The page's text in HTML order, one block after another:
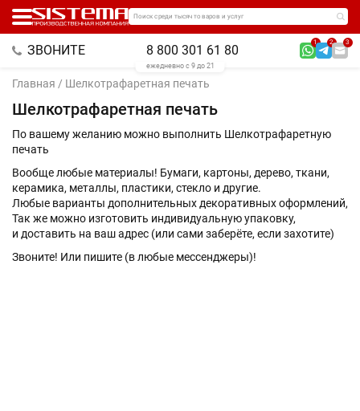
Поиск среди тысяч товаров и услуг
ЗВОНИТЕ 8 800 301 61 80
1 2 3
ежедневно с 9 до 21
Главная / Шелкотрафаретная печать
Шелкотрафаретная печать
По вашему желанию можно выполнить Шелкотрафаретную
печать
Вообще любые материалы! Бумаги, картоны, дерево, ткани,
керамика, металлы, пластики, стекло и другие.
Любые варианты дополнительных декоративных оформлений,
Так же можно изготовить индивидуальную упаковку,
и доставить на ваш адрес (или сами заберёте, если захотите)
Звоните! Или пишите (в любые мессенджеры)!